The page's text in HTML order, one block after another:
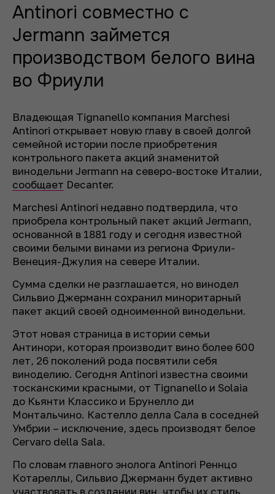
Antinori совместно с
Jermann займется
производством белого вина
во Фриули
Владеющая Tignanello компания Marchesi
Antinori открывает новую главу в своей долгой
семейной истории после приобретения
контрольного пакета акций знаменитой
винодельни Jermann на северо-востоке Италии,
сообщает Decanter.
Marchesi Antinori недавно подтвердила, что
приобрела контрольный пакет акций Jermann,
основанной в 1881 году и сегодня известной
своими белыми винами из региона Фриули-
Венеция-Джулия на севере Италии.
Сумма сделки не разглашается, но винодел
Сильвио Джерманн сохранил миноритарный
пакет акций своей одноименной винодельни.
Этот новая страница в истории семьи
Антинори, которая производит вино более 600
лет, 26 поколений рода посвятили себя
виноделию. Сегодня Antinori известна своими
тосканскими красными, от Tignanello и Solaia
до Кьянти Классико и Брунелло ди
Монтальчино. Кастелло делла Сала в соседней
Умбрии – исключение, здесь производят белое
Cervaro della Sala.
По словам главного энолога Antinori Реннцо
Котареллы, Сильвио Джерманн будет активно
участвовать в создании вин, чтобы их стиль